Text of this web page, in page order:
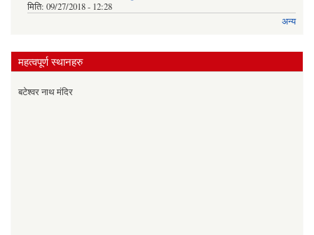
मिति: 09/27/2018 - 12:28
अन्य
महत्वपूर्ण स्थानहरु
बटेश्वर नाथ मंदिर